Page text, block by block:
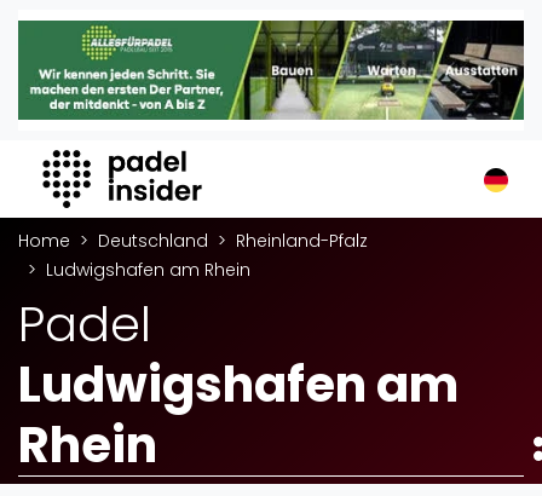
Padel Insider
Home
Organisationen
Buchungssysteme
Padel-Shops
Padel-Marken
Padelplatzbauer
Verschiedenes
Veranstaltungen
Turniere
International
Home Deutschland
Rheinland-Pfalz
Ludwigshafen am Rhein
Padel
Ludwigshafen am
Rhein